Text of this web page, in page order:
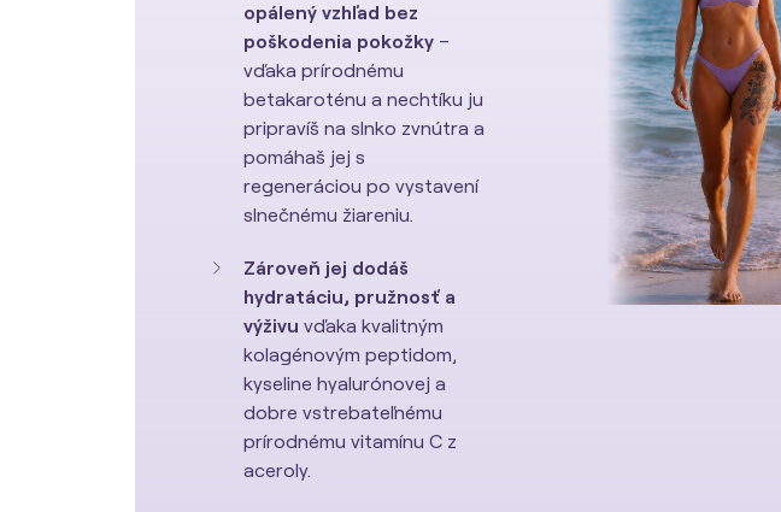
opálený vzhľad bez
poškodenia pokožky –
vďaka prírodnému
betakaroténu a nechtíku ju
pripravíš na slnko zvnútra a
pomáhaš jej s
regeneráciou po vystavení
slnečnému žiareniu.
Zároveň jej dodáš
hydratáciu, pružnosť a
výživu vďaka kvalitným
kolagénovým peptidom,
kyseline hyalurónovej a
dobre vstrebateľnému
prírodnému vitamínu C z
aceroly.